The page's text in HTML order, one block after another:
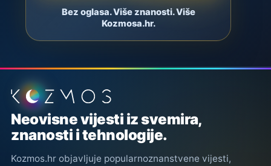
Bez oglasa. Više znanosti. Više
Kozmosa.hr.
Podnožje stranice
Neovisne vijesti iz svemira,
znanosti i tehnologije.
Kozmos.hr objavljuje popularnoznanstvene vijesti,